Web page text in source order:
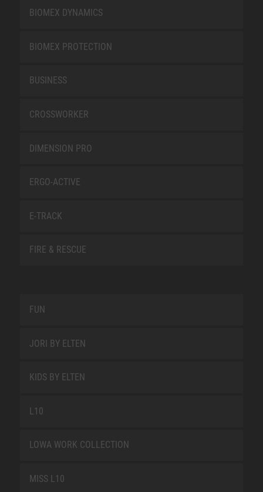
BIOMEX DYNAMICS
BIOMEX PROTECTION
BUSINESS
CROSSWORKER
DIMENSION PRO
ERGO-ACTIVE
E-TRACK
FIRE & RESCUE
FUN
JORI BY ELTEN
KIDS BY ELTEN
L10
LOWA WORK COLLECTION
MISS L10